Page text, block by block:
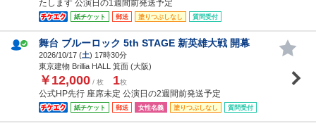
たします 公演日の1週間前発送予定
紙チケット 郵送 塗りつぶしなし 質問受付
舞台 ブルーロック 5th STAGE 新英雄大戦 開幕
2026/10/17 (土) 17時30分
東京建物 Brillia HALL 箕面 (大阪)
￥12,000 / 枚 1枚
公式HP先行 座席未定 公演日の2週間前発送予定
紙チケット 郵送 女性名義 塗りつぶしなし 質問受付